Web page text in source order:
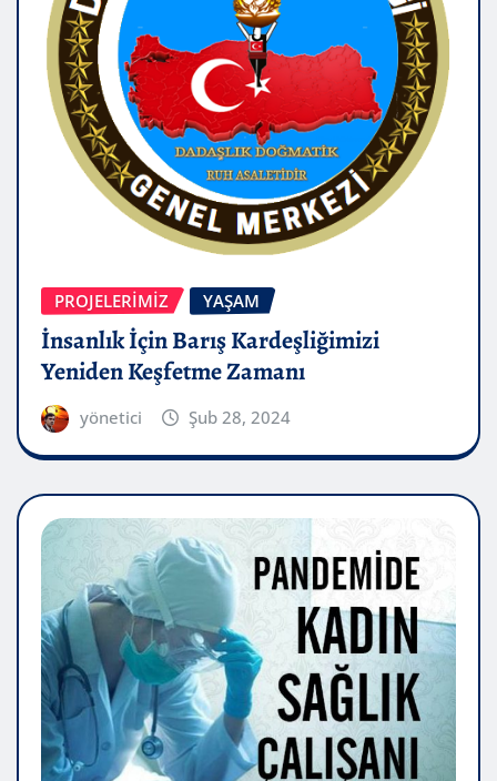
PROJELERIMIZ YAŞAM
İnsanlık İçin Barış Kardeşliğimizi
Yeniden Keşfetme Zamanı
yönetici Şub 28, 2024